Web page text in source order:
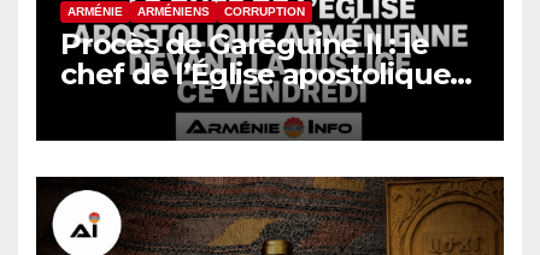
ARMÉNIE ARMÉNIENS CORRUPTION
Procès de Garéguine II : le
chef de l’Église apostolique
arménienne devant la justice
ce vendredi